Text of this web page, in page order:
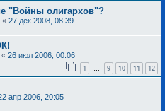
"Войны олигархов"?
« 27 дек 2008, 08:39
« 26 июл 2006, 00:06
1 … 9 10 11 12
апр 2006, 20:05